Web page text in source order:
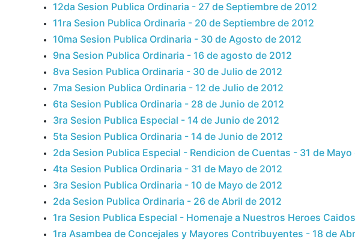
12da Sesion Publica Ordinaria - 27 de Septiembre de 2012
11ra Sesion Publica Ordinaria - 20 de Septiembre de 2012
10ma Sesion Publica Ordinaria - 30 de Agosto de 2012
9na Sesion Publica Ordinaria - 16 de agosto de 2012
8va Sesion Publica Ordinaria - 30 de Julio de 2012
7ma Sesion Publica Ordinaria - 12 de Julio de 2012
6ta Sesion Publica Ordinaria - 28 de Junio de 2012
3ra Sesion Publica Especial - 14 de Junio de 2012
5ta Sesion Publica Ordinaria - 14 de Junio de 2012
2da Sesion Publica Especial - Rendicion de Cuentas - 31 de Mayo
4ta Sesion Publica Ordinaria - 31 de Mayo de 2012
3ra Sesion Publica Ordinaria - 10 de Mayo de 2012
2da Sesion Publica Ordinaria - 26 de Abril de 2012
1ra Sesion Publica Especial - Homenaje a Nuestros Heroes
1ra Asambea de Concejales y Mayores Contribuyentes - 18 de